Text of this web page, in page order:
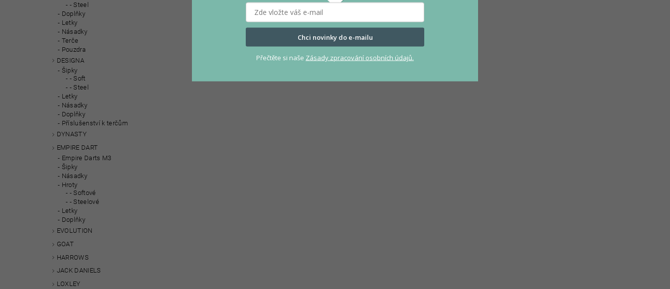
- Steel
Doplňky
Letky
Násadky
Terče
Pouzdra
DESIGNA
Šipky
- Soft
- Steel
Letky
Násadky
Doplňky
Příslušenství k terčům
DYNASTY
EMPIRE DART
Empire Darts M3
Šipky
Násadky
Hroty
- Softové
- Steelové
Letky
Doplňky
EVOLUTION
GOAT
HARROWS
JACK DANIELS
LOXLEY
Chci novinky do e-mailu
Přečtěte si naše Zásady zpracování osobních údajů.